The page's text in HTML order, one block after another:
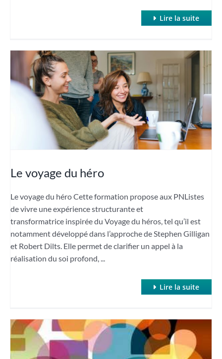
Lire la suite
Le voyage du héro
Le voyage du héro Cette formation propose aux PNListes
de vivre une expérience structurante et
transformatrice inspirée du Voyage du héros, tel qu’il est
notamment développé dans l’approche de Stephen Gilligan
et Robert Dilts. Elle permet de clarifier un appel à la
réalisation du soi profond, ...
Lire la suite